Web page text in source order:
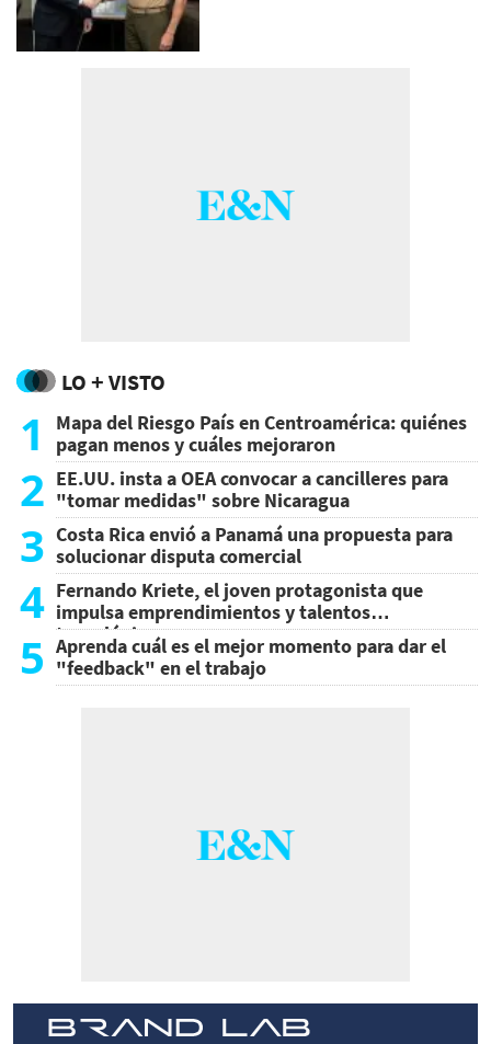
LO + VISTO
1
Mapa del Riesgo País en Centroamérica: quiénes
pagan menos y cuáles mejoraron
2 EE.UU. insta a OEA convocar a cancilleres para
"tomar medidas" sobre Nicaragua
3 Costa Rica envió a Panamá una propuesta para
solucionar disputa comercial
4 Fernando Kriete, el joven protagonista que
impulsa emprendimientos y talentos
tecnológicos
5 Aprenda cuál es el mejor momento para dar el
"feedback" en el trabajo